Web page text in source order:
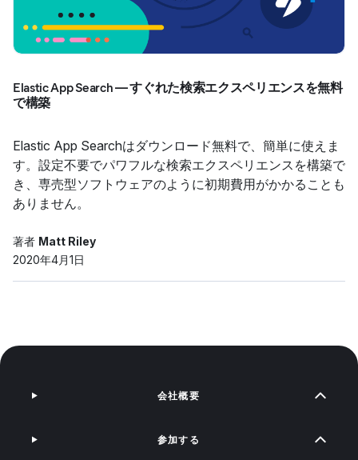
Elastic App Search ― すぐれた検索エクスペリエンスを無料
で構築
Elastic App Searchはダウンロード無料で、簡単に使えま
す。設定不要でパワフルな検索エクスペリエンスを構築で
き、専売型ソフトウェアのように初期費用がかかることも
ありません。
著者 Matt Riley
2020年4月1日
会社概要
参加する